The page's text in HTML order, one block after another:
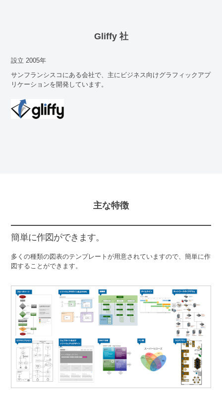
Gliffy 社
設立 2005年
サンフランシスコにある会社で、主にビジネス向けグラフィックアプ
リケーションを開発しています。
主な特徴
簡単に作図ができます。
多くの種類の図表のテンプレートが用意されていますので、簡単に作
図することができます。